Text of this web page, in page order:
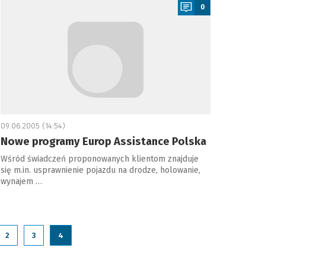
0
09.06.2005 (14:54)
Nowe programy Europ Assistance Polska
Wśród świadczeń proponowanych klientom znajduje
się m.in. usprawnienie pojazdu na drodze, holowanie,
wynajem …
2 3 4